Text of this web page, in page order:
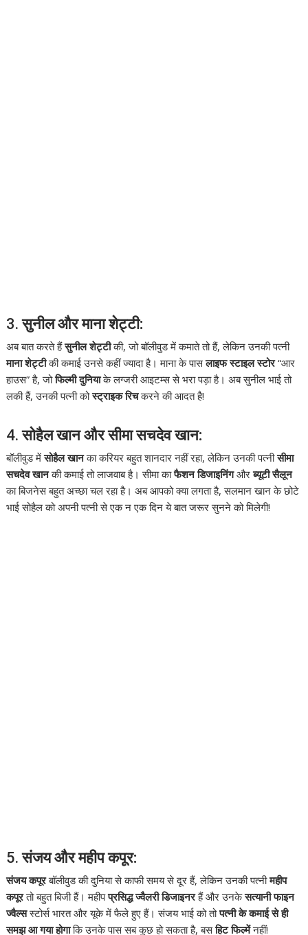
3.सुनील और माना शेट्टी:
अब बात करते हैंसुनील शेट्टीकी, जो बॉलीवुड में कमाते तो हैं, लेकिन उनकी पत्नी
माना शेट्टीकी कमाई उनसे कहीं ज्यादा है। माना के पासलाइफ स्टाइल स्टोर“आर
हाउस” है, जोफिल्मी दुनियाके लग्जरी आइटम्स से भरा पड़ा है। अब सुनील भाई तो
लकी हैं, उनकी पत्नी कोस्ट्राइक रिचकरने की आदत है!
4.सोहैल खान और सीमा सचदेव खान:
बॉलीवुड मेंसोहैल खानका करियर बहुत शानदार नहीं रहा, लेकिन उनकी पत्नीसीमा
सचदेव खानकी कमाई तो लाजवाब है। सीमा काफैशन डिजाइनिंगऔरब्यूटी सैलून
का बिजनेस बहुत अच्छा चल रहा है। अब आपको क्या लगता है, सलमान खान के छोटे
भाई सोहैल को अपनी पत्नी से एक न एक दिन ये बात जरूर सुनने को मिलेगी!
5.संजय और महीप कपूर:
संजय कपूरबॉलीवुड की दुनिया से काफी समय से दूर हैं, लेकिन उनकी पत्नीमहीप
कपूरतो बहुत बिजी हैं। महीपप्रसिद्ध ज्वैलरी डिजाइनरहैं और उनकेसत्यानी फाइन
ज्वैल्सस्टोर्स भारत और यूके में फैले हुए हैं। संजय भाई को तोपत्नी के कमाई से ही
समझ आ गया होगाकि उनके पास सब कुछ हो सकता है, बसहिट फिल्मेंनहीं!